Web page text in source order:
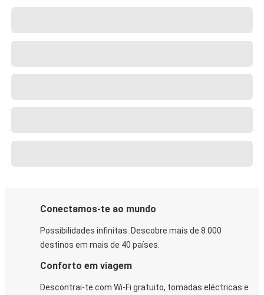
Conectamos-te ao mundo
Possibilidades infinitas. Descobre mais de 8 000
destinos em mais de 40 países.
Conforto em viagem
Descontrai-te com Wi-Fi gratuito, tomadas eléctricas e